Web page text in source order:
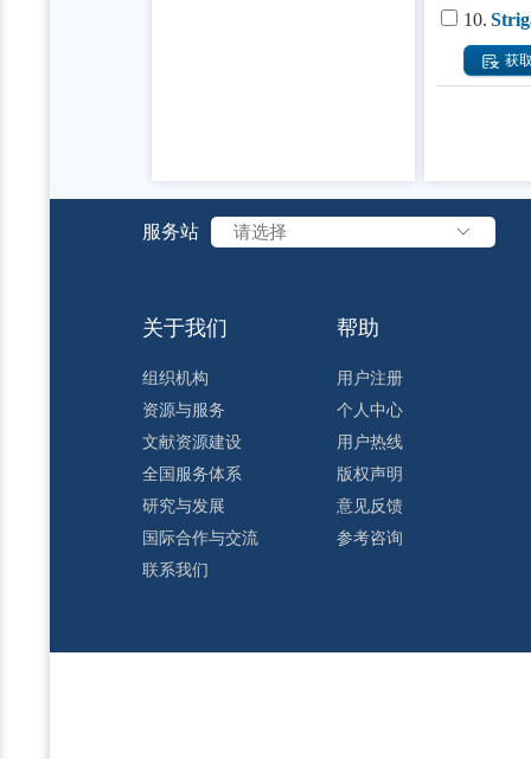
10.
获
服务站 请选择
关于我们
组织机构
资源与服务
文献资源建设
全国服务体系
研究与发展
国际合作与交流
联系我们
帮助
用户注册
个人中心
用户热线
版权声明
意见反馈
参考咨询